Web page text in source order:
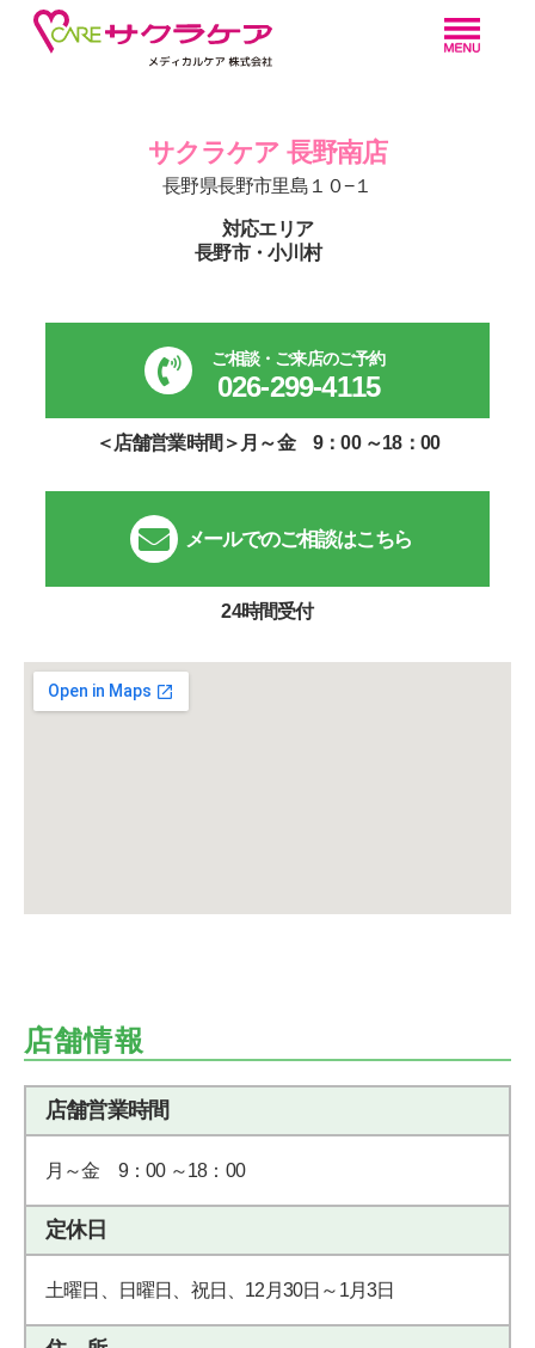
サクラケア 長野南店
長野県長野市里島１０−１
対応エリア
長野市・小川村
ご相談・ご来店のご予約
026-299-4115
＜店舗営業時間＞月～金 9：00 ～18：00
メールでのご相談はこちら
24時間受付
店舗情報
店舗営業時間
月～金 9：00 ～18：00
定休日
土曜日、日曜日、祝日、12月30日～1月3日